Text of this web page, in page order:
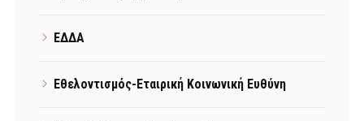
ΕΔΔΑ
Εθελοντισμός-Εταιρική Κοινωνική Ευθύνη